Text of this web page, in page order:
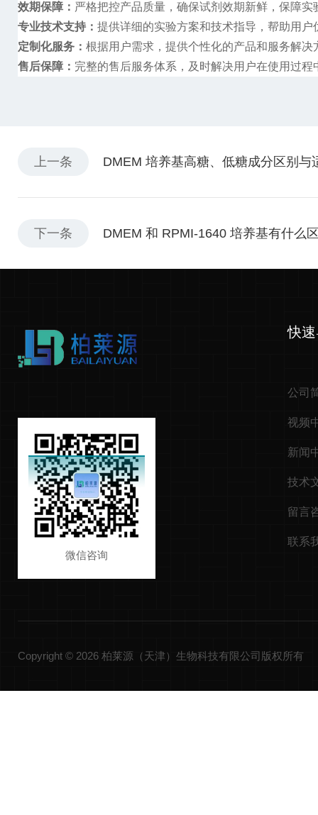
效期保障： 严格把控产品质量，确保试剂效期新鲜，保障实
专业技术支持： 提供详细的实验方案和技术指导，帮助用
定制化服务： 根据用户需求，提供个性化的产品和服务解决
售后保障： 完整的售后服务体系，及时解决用户在使用过程
上一条 DMEM 培养基高糖、低糖成分区别与
下一条 DMEM 和 RPMI-1640 培养基有什么
微信咨询
快
公司
视频
新闻
技术
留言
联系
Copyright © 2026 柏莱源（天津）生物科技有限公司版权所有